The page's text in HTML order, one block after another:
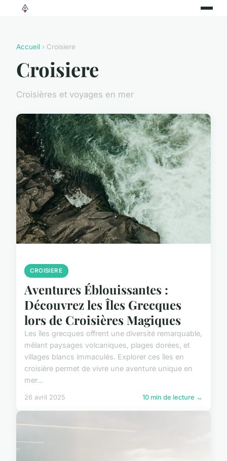
Accueil › Croisiere
Croisiere
Croisières et voyages en mer
CROISIERE
Aventures Éblouissantes :
Découvrez les Îles Grecques
lors de Croisières Magiques
Les îles grecques offrent une diversité remarquable,
mêlant paysages volcaniques, plages dorées, et
villages blancs immaculés. Explorer ces îles en
croisière permet de vivre une aventure unique en
mer...
26 avril 2025 10 min de lecture →